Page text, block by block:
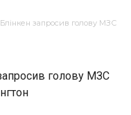
запросив голову МЗС
голову МЗС